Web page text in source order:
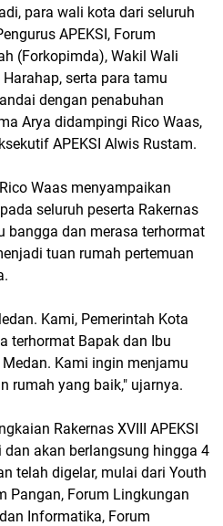
para wali kota dari seluruh
APEKSI, Forum
(Forkopimda), Wakil Wali
serta para tamu
dengan penabuhan
Arya didampingi Rico Waas,
APEKSI Alwis Rustam.
Waas menyampaikan
seluruh peserta Rakernas
bangga dan merasa terhormat
tuan rumah pertemuan
Kami, Pemerintah Kota
terhormat Bapak dan Ibu
Kami ingin menjamu
rumah yang baik," ujarnya.
Rakernas XVIII APEKSI
akan berlangsung hingga 4
telah digelar, mulai dari Youth
Pangan, Forum Lingkungan
Informatika, Forum